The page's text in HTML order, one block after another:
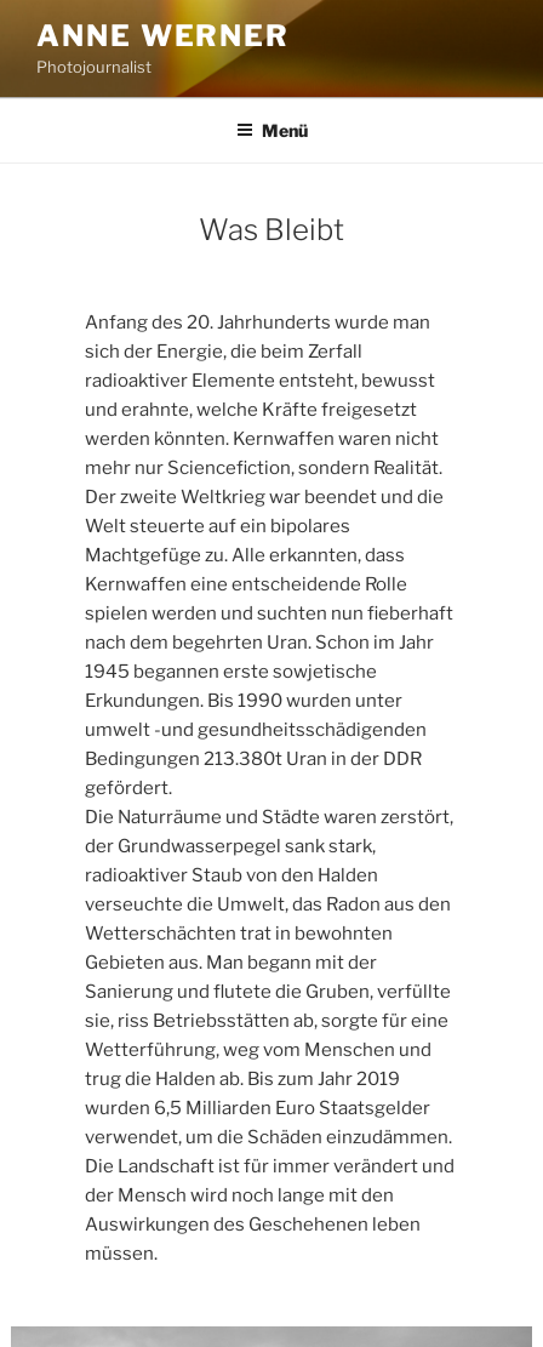
Inhalt
springen
ANNE WERNER
Photojournalist
Menü
Was Bleibt
Anfang des 20. Jahrhunderts wurde man
sich der Energie, die beim Zerfall
radioaktiver Elemente entsteht, bewusst
und erahnte, welche Kräfte freigesetzt
werden könnten. Kernwaffen waren nicht
mehr nur Sciencefiction, sondern Realität.
Der zweite Weltkrieg war beendet und die
Welt steuerte auf ein bipolares
Machtgefüge zu. Alle erkannten, dass
Kernwaffen eine entscheidende Rolle
spielen werden und suchten nun fieberhaft
nach dem begehrten Uran. Schon im Jahr
1945 begannen erste sowjetische
Erkundungen. Bis 1990 wurden unter
umwelt -und gesundheitsschädigenden
Bedingungen 213.380t Uran in der DDR
gefördert.
Die Naturräume und Städte waren zerstört,
der Grundwasserpegel sank stark,
radioaktiver Staub von den Halden
verseuchte die Umwelt, das Radon aus den
Wetterschächten trat in bewohnten
Gebieten aus. Man begann mit der
Sanierung und flutete die Gruben, verfüllte
sie, riss Betriebsstätten ab, sorgte für eine
Wetterführung, weg vom Menschen und
trug die Halden ab. Bis zum Jahr 2019
wurden 6,5 Milliarden Euro Staatsgelder
verwendet, um die Schäden einzudämmen.
Die Landschaft ist für immer verändert und
der Mensch wird noch lange mit den
Auswirkungen des Geschehenen leben
müssen.